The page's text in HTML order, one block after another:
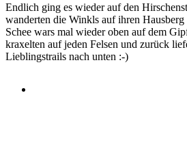
Endlich ging es wieder auf den
wanderten die Winkls auf ihren
Schee wars mal wieder oben auf dem
kraxelten auf jeden Felsen und zurück
Lieblingstrails nach unten :-)